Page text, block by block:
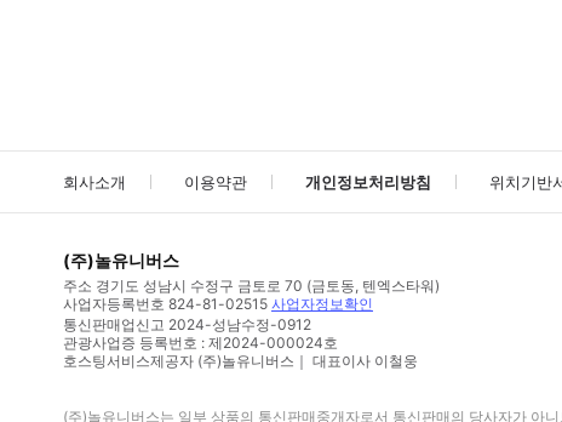
회사소개 이용약관 개인정보처리방침 위치기반
(주)놀유니버스
주소 경기도 성남시 수정구 금토로 70 (금토동, 텐엑스타워)
사업자등록번호 824-81-02515 사업자정보확인
통신판매업신고 2024-성남수정-0912
관광사업증 등록번호 : 제2024-000024호
호스팅서비스제공자 (주)놀유니버스｜ 대표이사 이철웅
(주)놀유니버스는 일부 상품의 통신판매중개자로서 통신판매의 당사자가 아